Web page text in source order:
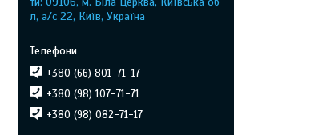
л, а/с 22, Київ, Україна
+380 (66) 801-71-17
+380 (98) 107-71-71
+380 (98) 082-71-17